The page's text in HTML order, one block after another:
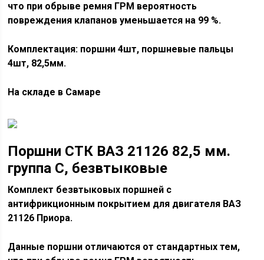
что при обрыве ремня ГРМ вероятность
повреждения клапанов уменьшается на 99 %.
Комплектация: поршни 4шт, поршневые пальцы
4шт, 82,5мм.
На складе в Самаре
Поршни СТК ВАЗ 21126 82,5 мм.
группа С, безвтыковые
Комплект безвтыковых поршней с
антифрикционным покрытием для двигателя ВАЗ
21126 Приора.
Данные поршни отличаются от стандартных тем,